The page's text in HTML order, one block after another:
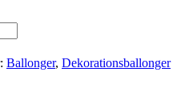
Ballonger, Dekorations­ballonger